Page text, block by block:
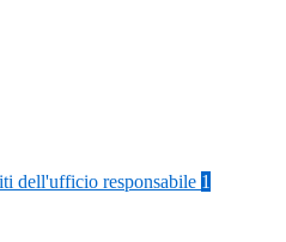
dell'ufficio responsabile 1